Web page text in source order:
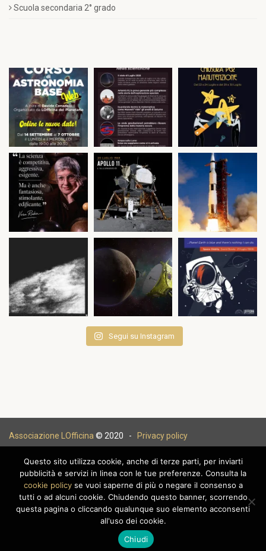
Scuola secondaria 2° grado
Segui su Instagram
Associazione LOfficina © 2020 - Privacy policy
Questo sito utilizza cookie, anche di terze parti, per inviarti
pubblicità e servizi in linea con le tue preferenze. Consulta la
cookie policyse vuoi saperne di più o negare il consenso a
tutti o ad alcuni cookie. Chiudendo questo banner, scorrendo
questa pagina o cliccando qualunque suo elemento acconsenti
all'uso dei cookie.
Chiudi